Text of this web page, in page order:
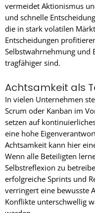
vermeidet Aktionismus
und schnelle
die in stark volatilen
Entscheidungen
Selbstwahrnehmung und
tragfähiger sind.
Achtsamkeit als
In vielen Unternehmen
Scrum oder Kanban im
setzen auf
eine hohe
Achtsamkeit kann hier
Wenn alle Beteiligten
Selbstreflexion zu
erfolgreiche Sprints und
verringert eine bewusste
Konflikte unterschwellig